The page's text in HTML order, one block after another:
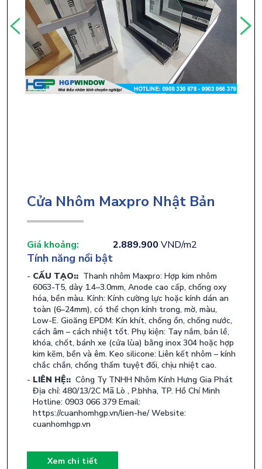
Cửa Nhôm Maxpro Nhật Bản
Giá khoảng: 2.889.900 VND/m2
Tính năng nổi bật
CẤU TẠO:: Thanh nhôm Maxpro: Hợp kim nhôm
6063-T5, dày 1.4–3.0mm, Anode cao cấp, chống oxy
hóa, bền màu. Kính: Kính cường lực hoặc kính dán an
toàn (6–24mm), có thể chọn kính trong, mờ, màu,
Low-E. Gioăng EPDM: Kín khít, chống ồn, chống nước,
cách âm – cách nhiệt tốt. Phụ kiện: Tay nắm, bản lề,
khóa, chốt, bánh xe (cửa lùa) bằng inox 304 hoặc hợp
kim kẽm, bền và êm. Keo silicone: Liên kết nhôm – kính
chắc chắn, chống thấm tuyệt đối, chịu nhiệt cao.
LIÊN HỆ:: Công Ty TNHH Nhôm Kính Hưng Gia Phát
Địa chỉ: 480/13/2C Mã Lò , P.bhha, TP. Hồ Chí Minh
Hotline: 0903 066 379 Email:
https://cuanhomhgp.vn/lien-he/ Website:
cuanhomhgp.vn
Xem chi tiết